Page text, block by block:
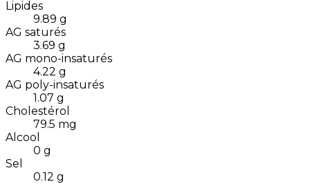
Lipides
9.89 g
AG saturés
3.69 g
AG mono-insaturés
4.22 g
AG poly-insaturés
1.07 g
Cholestérol
79.5 mg
Alcool
0 g
Sel
0.12 g